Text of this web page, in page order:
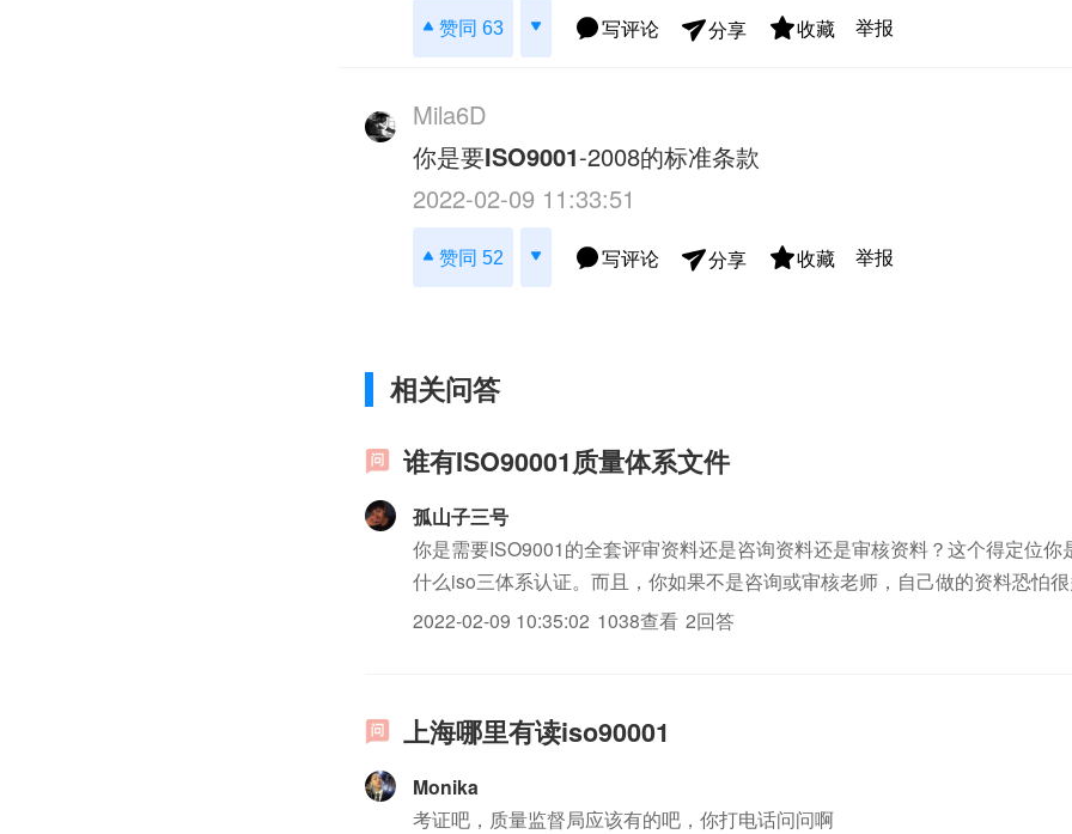
赞同 63 写评论 分享 收藏 举报
Mila6D
你是要ISO9001-2008的标准条款
2022-02-09 11:33:51
赞同 52 写评论 分享 收藏 举报
相关问答
谁有ISO90001质量体系文件
孤山子三号
你是需要ISO9001的全套评审资料还是咨询资料还是审核资料？这个得定位你
什么iso三体系认证。而且，你如果不是咨询或审核老师，自己做的资料恐怕
审核要求。
2022-02-09 10:35:02 1038查看 2回答
上海哪里有读iso90001
Monika
考证吧，质量监督局应该有的吧，你打电话问问啊